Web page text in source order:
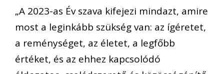
„A 2023-as Év szava kifejezi mindazt, amire
most a leginkább szükség van: az ígéretet,
a reménységet, az életet, a legfőbb
értéket, és az ehhez kapcsolódó